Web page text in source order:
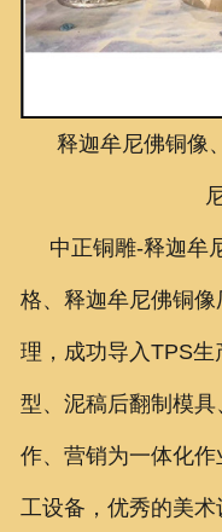
释迦牟尼佛铜像
中正铜雕-释迦牟
格、 释迦牟尼佛铜像
理，成功导入TPS
型、泥稿后翻制模
作、营销为一体化
工设备，优秀的美